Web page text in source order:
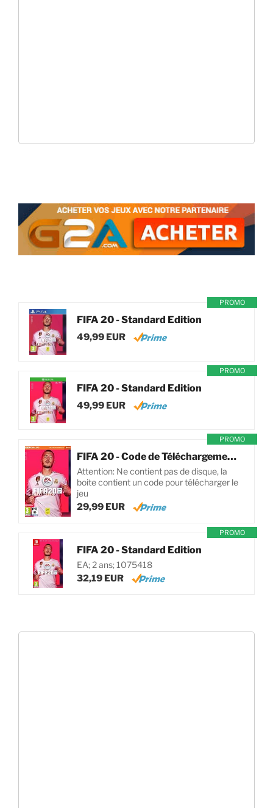
PROMO
FIFA 20 - Standard Edition
49,99 EUR
PROMO
FIFA 20 - Standard Edition
49,99 EUR
PROMO
FIFA 20 - Code de Téléchargement pour PC
Attention: Ne contient pas de disque, la
boite contient un code pour télécharger le
jeu
29,99 EUR
PROMO
FIFA 20 - Standard Edition
EA; 2 ans; 1075418
32,19 EUR